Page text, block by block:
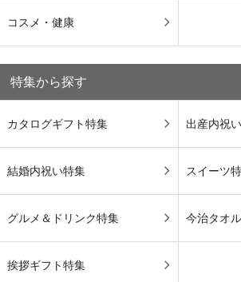
コスメ・健康
特集から探す
カタログギフト特集 出産内祝
結婚内祝い特集 スイーツ
グルメ＆ドリンク特集 今治タオ
挨拶ギフト特集